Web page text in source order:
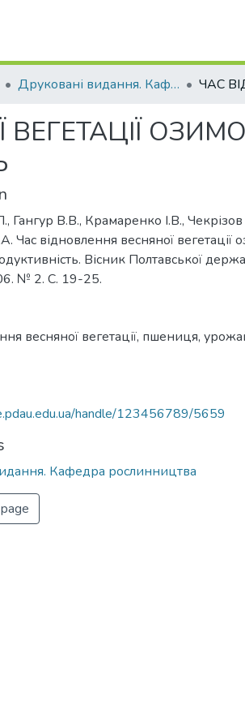
Друковані видання. Кафедра рослинництва
Гангур В.В., Крамаренко І.В.,
Час відновлення весняної вегетації
Вісник Полтавської
№ 2. С. 19-25.
весняної вегетації, пшениця,
handle/123456789/5659
Кафедра рослинництва